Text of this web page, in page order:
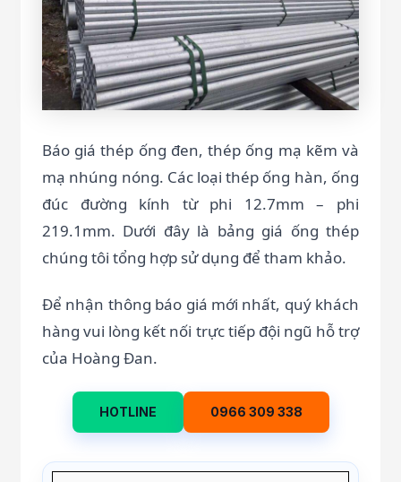
Báo giá thép ống đen, thép ống mạ kẽm và
mạ nhúng nóng. Các loại thép ống hàn, ống
đúc đường kính từ phi 12.7mm – phi
219.1mm. Dưới đây là bảng giá ống thép
chúng tôi tổng hợp sử dụng để tham khảo.
Để nhận thông báo giá mới nhất, quý khách
hàng vui lòng kết nối trực tiếp đội ngũ hỗ trợ
của Hoàng Đan.
HOTLINE 0966 309 338